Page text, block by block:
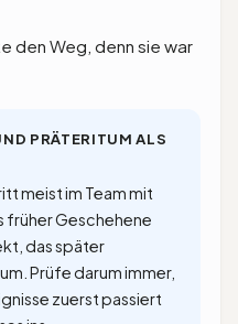
den Weg, denn sie war
PRÄTERITUM ALS
meist im Team mit
früher Geschehene
das später
Prüfe darum immer,
zuerst passiert